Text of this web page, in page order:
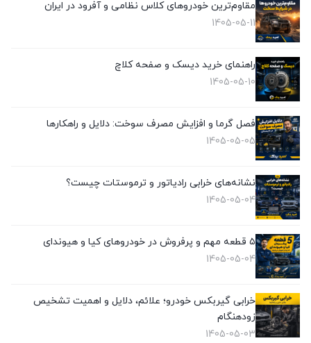
مقاوم‌ترین خودروهای کلاس نظامی و آفرود در ایران
1405-05-11
راهنمای خرید دیسک و صفحه کلاچ
1405-05-10
فصل گرما و افزایش مصرف سوخت: دلایل و راهکارها
1405-05-05
نشانه‌های خرابی رادیاتور و ترموستات چیست؟
1405-05-04
۵ قطعه مهم و پرفروش در خودروهای کیا و هیوندای
1405-05-04
خرابی گیربکس خودرو؛ علائم، دلایل و اهمیت تشخیص
زودهنگام
1405-05-03